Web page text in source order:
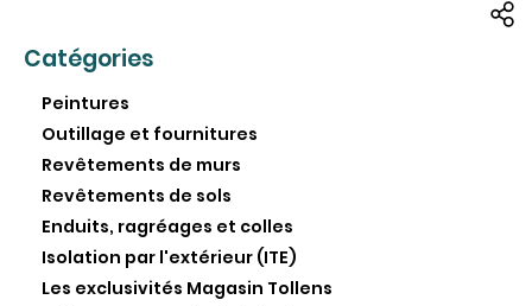
Catégories
Peintures
Outillage et fournitures
Revêtements de murs
Revêtements de sols
Enduits, ragréages et colles
Isolation par l'extérieur (ITE)
Les exclusivités Magasin Tollens